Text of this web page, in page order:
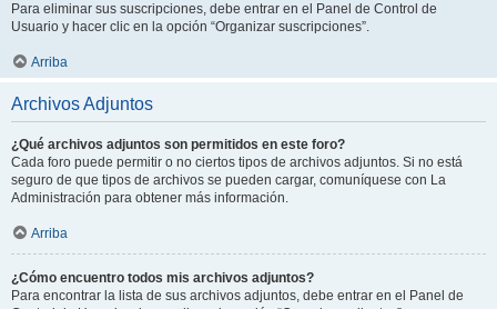
Para eliminar sus suscripciones, debe entrar en el Panel de Control de
Usuario y hacer clic en la opción “Organizar suscripciones”.
Arriba
Archivos Adjuntos
¿Qué archivos adjuntos son permitidos en este foro?
Cada foro puede permitir o no ciertos tipos de archivos adjuntos. Si no está
seguro de que tipos de archivos se pueden cargar, comuníquese con La
Administración para obtener más información.
Arriba
¿Cómo encuentro todos mis archivos adjuntos?
Para encontrar la lista de sus archivos adjuntos, debe entrar en el Panel de